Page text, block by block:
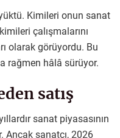
Kimileri onun sanat
çalışmalarını
olarak görüyordu. Bu
rağmen hâlâ sürüyor.
satış
sanat piyasasının
Ancak sanatçı, 2026